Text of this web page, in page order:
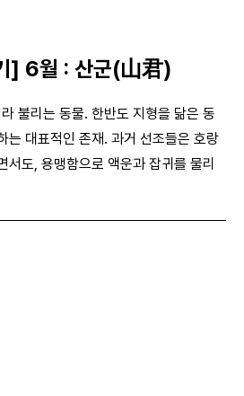
] 6월 : 산군(山君)
불리는 동물. 한반도 지형을 닮은 동
는 대표적인 존재. 과거 선조들은 호랑
서도, 용맹함으로 액운과 잡귀를 물리